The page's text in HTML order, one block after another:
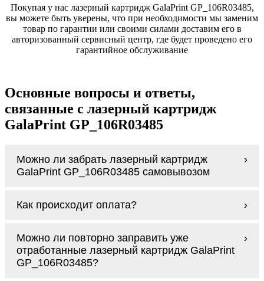
Покупая у нас лазерный картридж GalaPrint GP_106R03485,
вы можете быть уверены, что при необходимости мы заменим
товар по гарантии или своими силами доставим его в
авторизованный сервисный центр, где будет проведено его
гарантийное обслуживание
Основные вопросы и ответы,
связанные с лазерный картридж
GalaPrint GP_106R03485
Можно ли забрать лазерный картридж
GalaPrint GP_106R03485 самовывозом
доставим заказ и сделаем это бесплатно
доставляем Вам лазерный картридж
GalaPrint GP_106R03485
Как происходит оплата?
GP_106R03485 наличными курьеру при
получении заказа.
Можно ли повторно заправить уже
отработанные лазерный картридж GalaPrint
GP_106R03485?